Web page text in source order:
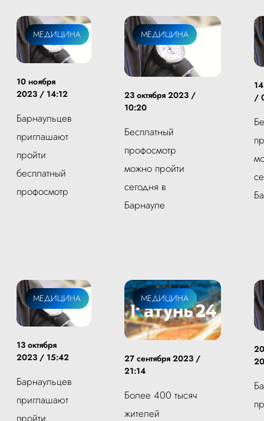
МЕДИЦИНА
10 ноября
2023 / 14:12
Барнаульцев
приглашают
пройти
бесплатный
профосмотр
МЕДИЦИНА
23 октября 2023 /
10:20
Бесплатный
профосмотр
можно пройти
сегодня в
Барнауле
/
МЕДИЦИНА
13 октября
2023 / 15:42
Барнаульцев
приглашают
пройти
МЕДИЦИНА
27 сентября 2023 /
21:14
Более 400 тысяч
жителей